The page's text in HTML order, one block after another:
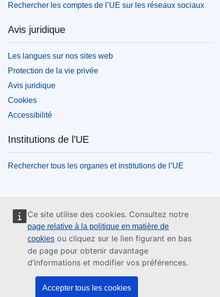
Ce site utilise des cookies. Consultez notre
page relative à la politique en matière de
cookies ou cliquez sur le lien figurant en bas
de page pour obtenir davantage
d’informations et modifier vos préférences.
Accepter tous les cookies
Rechercher les comptes de l’UE sur les réseaux sociaux
Avis juridique
Les langues sur nos sites web
Protection de la vie privée
Avis juridique
Cookies
Accessibilité
Institutions de l’UE
Rechercher tous les organes et institutions de l’UE